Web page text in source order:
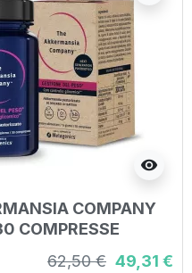
visibility
COMPANY
COMPRESSE
62,50 € 49,31 €